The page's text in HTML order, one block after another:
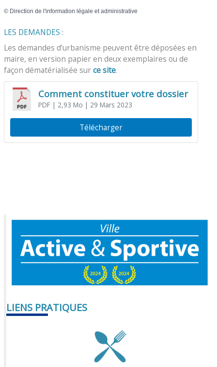
© Direction de l'information légale et administrative
LES DEMANDES :
Les demandes d’urbanisme peuvent être déposées en
maire, en version papier en deux exemplaires ou de
façon dématérialisée surce site.
Comment constituer votre dossier
PDF| 2,93 Mo | 29 Mars 2023
Télécharger
LIENS PRATIQUES